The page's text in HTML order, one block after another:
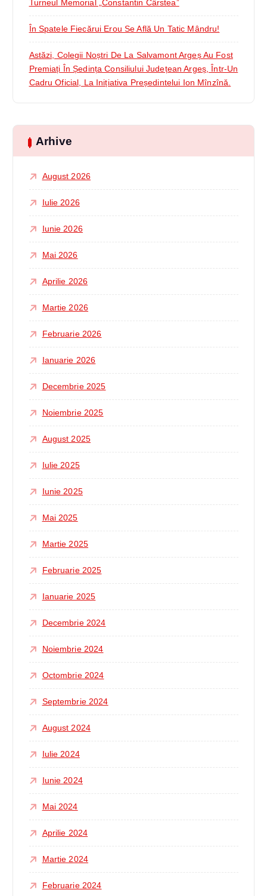
Turneul Memorial „Constantin Cârstea”
În Spatele Fiecărui Erou Se Află Un Tatic Mândru!
Astăzi, Colegii Noștri De La Salvamont Argeș Au Fost
Premiați În Ședința Consiliului Județean Argeș, Într-Un
Cadru Oficial, La Inițiativa Președintelui Ion Mînzînă.
Arhive
August 2026
Iulie 2026
Iunie 2026
Mai 2026
Aprilie 2026
Martie 2026
Februarie 2026
Ianuarie 2026
Decembrie 2025
Noiembrie 2025
August 2025
Iulie 2025
Iunie 2025
Mai 2025
Martie 2025
Februarie 2025
Ianuarie 2025
Decembrie 2024
Noiembrie 2024
Octombrie 2024
Septembrie 2024
August 2024
Iulie 2024
Iunie 2024
Mai 2024
Aprilie 2024
Martie 2024
Februarie 2024